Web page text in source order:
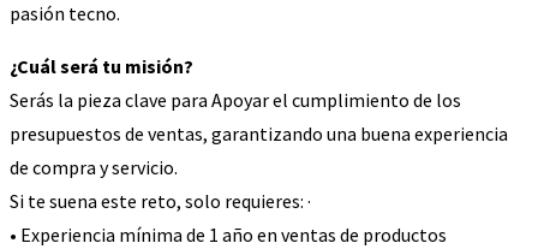
pasión tecno.
¿Cuál será tu misión?
Serás la pieza clave para Apoyar el cumplimiento de los
presupuestos de ventas, garantizando una buena experiencia
de compra y servicio.
Si te suena este reto, solo requieres: ·
• Experiencia mínima de 1 año en ventas de productos